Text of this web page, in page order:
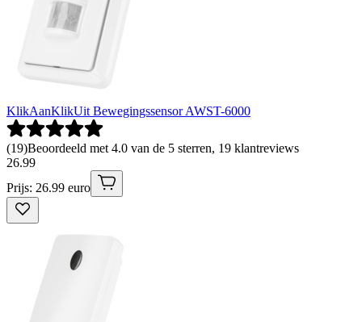
KlikAanKlikUit Bewegingssensor AWST-6000
(19)Beoordeeld met 4.0 van de 5 sterren, 19 klantreviews
26.99
Prijs: 26.99 euro